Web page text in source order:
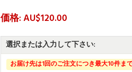
価格: AU$120.00
選択または入力して下さい:
お届け先は1回のご注文につき最大10件ま